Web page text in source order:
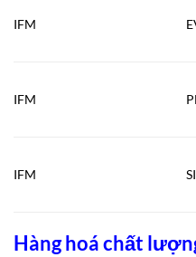
IFM
IFM
IFM
Hàng hoá chất